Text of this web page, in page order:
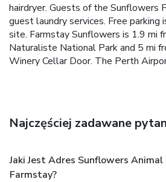
hairdryer. Guests of the Sunflowers
guest laundry services. Free parking
site. Farmstay Sunflowers is 1.9 mi
Naturaliste National Park and 5 mi
Winery Cellar Door. The Perth
Najczęściej zadawane
Jaki Jest Adres Sunflowers Animal
Farmstay?